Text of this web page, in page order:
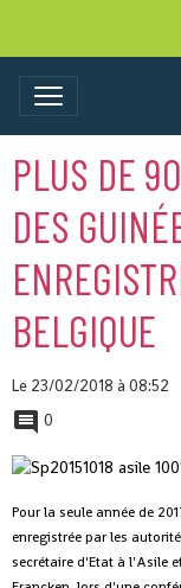
PLUS DE
DES
BELGIQUE
Le 23/02/2018 à 08:52
0
Pour la seule année de
enregistrée par les
secrétaire d'Etat à l'Asile